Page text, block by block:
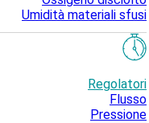
Umidità materiali sfusi
Regolatori
Flusso
Pressione